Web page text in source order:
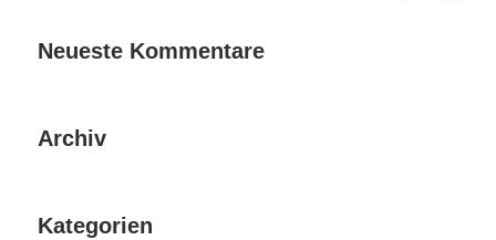
Neueste Kommentare
Archiv
Kategorien